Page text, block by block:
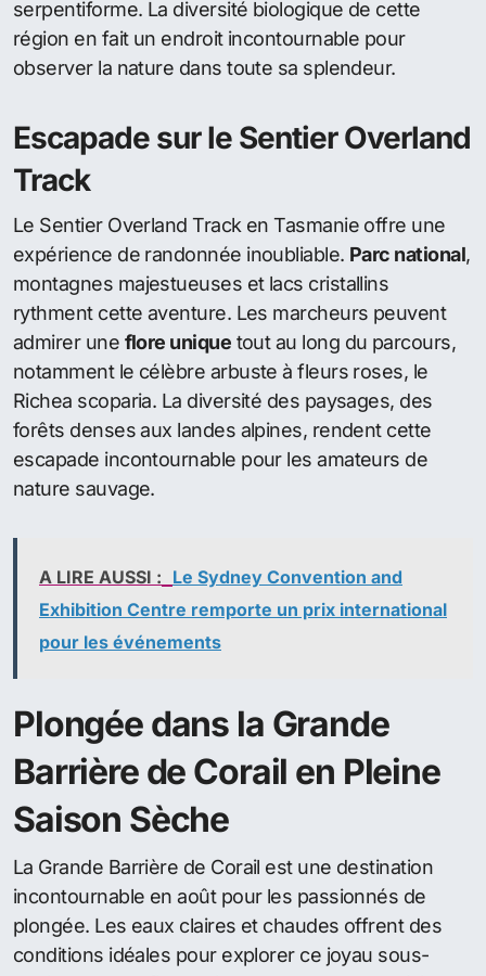
serpentiforme. La diversité biologique de cette
région en fait un endroit incontournable pour
observer la nature dans toute sa splendeur.
Escapade sur le Sentier Overland
Track
Le Sentier Overland Track en Tasmanie offre une
expérience de randonnée inoubliable. Parc national,
montagnes majestueuses et lacs cristallins
rythment cette aventure. Les marcheurs peuvent
admirer une flore unique tout au long du parcours,
notamment le célèbre arbuste à fleurs roses, le
Richea scoparia. La diversité des paysages, des
forêts denses aux landes alpines, rendent cette
escapade incontournable pour les amateurs de
nature sauvage.
A LIRE AUSSI : Le Sydney Convention and
Exhibition Centre remporte un prix international
pour les événements
Plongée dans la Grande
Barrière de Corail en Pleine
Saison Sèche
La Grande Barrière de Corail est une destination
incontournable en août pour les passionnés de
plongée. Les eaux claires et chaudes offrent des
conditions idéales pour explorer ce joyau sous-